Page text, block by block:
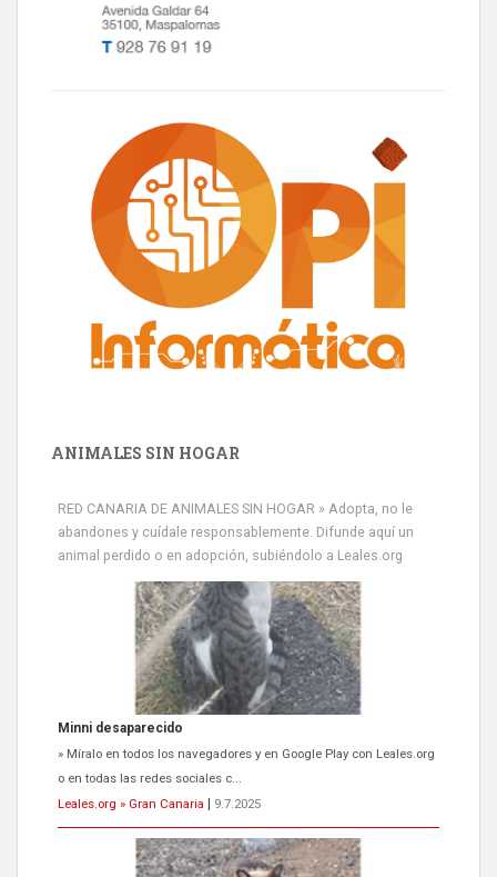
ANIMALES SIN HOGAR
RED CANARIA DE ANIMALES SIN HOGAR » Adopta, no le
abandones y cuídale responsablemente. Difunde aquí un
animal perdido o en adopción, subiéndolo a Leales.org
Minni desaparecido
» Míralo en todos los navegadores y en Google Play con Leales.org
o en todas las redes sociales c...
Leales.org » Gran Canaria
9.7.2025